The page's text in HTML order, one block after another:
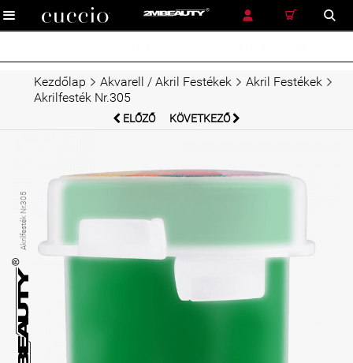
RÉSZLETES KERESÉS KERESÉS
Kezdőlap Akvarell / Akril Festékek
Akril Festékek
Akrilfesték Nr.305
ELŐZŐ KÖVETKEZŐ
Akrilfesték Nr.305